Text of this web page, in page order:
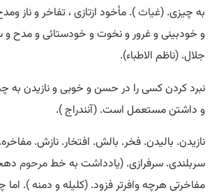
به چیزی. (غیاث). مأخود ازتازی ، تفاخر و ناز
و خودبینی و غرور و نخوت و خودستائی و مدح و
جلال. (ناظم الاطباء).
نبرد کردن کسی را در حسن و خوبی و نازیدن به
و داشتن مستعمل است. (آنندراج ).
نازیدن. بالیدن. فخر. بالش. افتخار. نازش.
سربلندی. سرفرازی. (یادداشت به خطمرحوم
مفاخرتی هرچه وافرتر فزود. (کلیله و دمنه ).